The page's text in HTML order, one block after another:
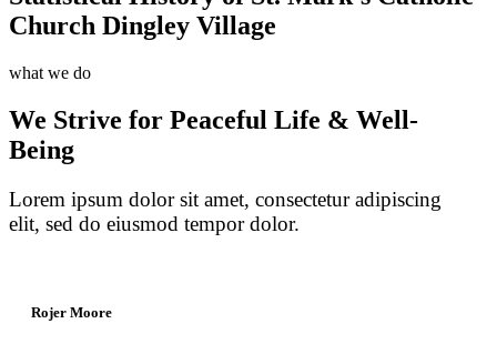
Church Dingley Village
what we do
We Strive for Peaceful Life & Well-
Being
Lorem ipsum dolor sit amet, consectetur adipiscing
elit, sed do eiusmod tempor dolor.
Rojer Moore